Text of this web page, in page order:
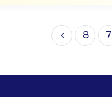
7
8
›